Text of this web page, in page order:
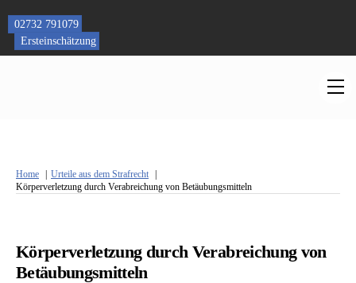
content
02732 791079
Ersteinschätzung
Home
Urteile aus dem Strafrecht
Körperverletzung durch Verabreichung von Betäubungsmitteln
Körperverletzung durch Verabreichung von
Betäubungsmitteln